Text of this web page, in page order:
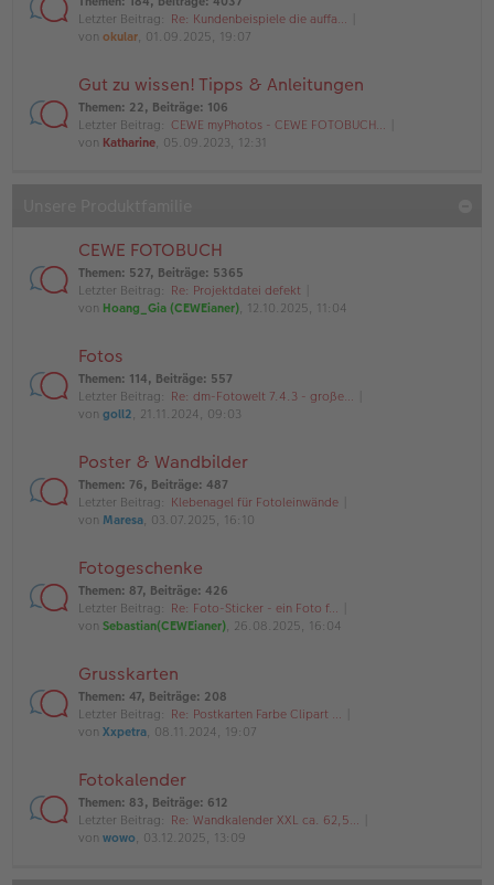
Letzter Beitrag: Re: Kundenbeispiele die auffa…
von okular, 01.09.2025, 19:07
Gut zu wissen! Tipps & Anleitungen
Themen: 22, Beiträge: 106
Letzter Beitrag: CEWE myPhotos - CEWE FOTOBUCH…
von Katharine, 05.09.2023, 12:31
CEWE FOTOBUCH
Themen: 527, Beiträge: 5365
Letzter Beitrag: Re: Projektdatei defekt
von Hoang_Gia (CEWEianer), 12.10.2025, 11:04
Fotos
Themen: 114, Beiträge: 557
Letzter Beitrag: Re: dm-Fotowelt 7.4.3 - große…
von goll2, 21.11.2024, 09:03
Poster & Wandbilder
Themen: 76, Beiträge: 487
Letzter Beitrag: Klebenagel für Fotoleinwände
von Maresa, 03.07.2025, 16:10
Fotogeschenke
Themen: 87, Beiträge: 426
Letzter Beitrag: Re: Foto-Sticker - ein Foto f…
von Sebastian(CEWEianer), 26.08.2025, 16:04
Grusskarten
Themen: 47, Beiträge: 208
Letzter Beitrag: Re: Postkarten Farbe Clipart …
von Xxpetra, 08.11.2024, 19:07
Fotokalender
Themen: 83, Beiträge: 612
Letzter Beitrag: Re: Wandkalender XXL ca. 62,5…
von wowo, 03.12.2025, 13:09